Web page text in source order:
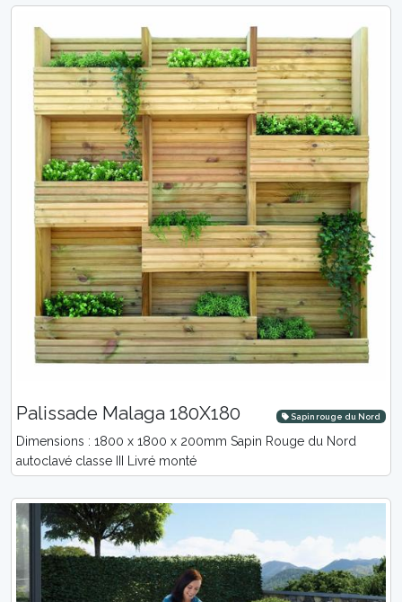
Palissade Malaga 180X180 Sapin rouge du Nord
Dimensions : 1800 x 1800 x 200mm Sapin Rouge du Nord
autoclavé classe III Livré monté